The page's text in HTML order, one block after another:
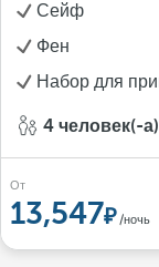
Сейф
Фен
Набор для
4 человек(-а)
От
13,547 /ночь